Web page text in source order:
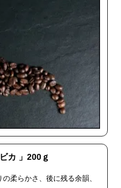
カ 」200ｇ
柔らかさ、後に残る余韻、